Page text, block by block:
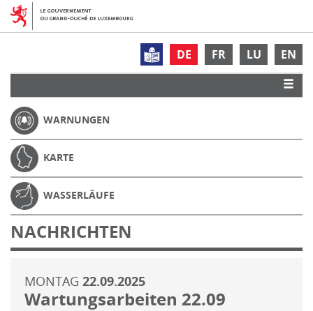
DE FR LU EN
WARNUNGEN
KARTE
WASSERLÄUFE
NACHRICHTEN
MONTAG 22.09.2025
Wartungsarbeiten 22.09